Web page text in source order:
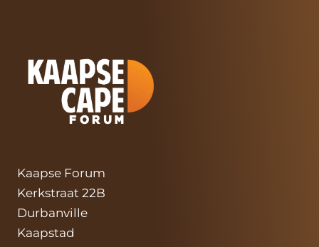
Kaapse Forum
Kerkstraat 22B
Durbanville
Kaapstad